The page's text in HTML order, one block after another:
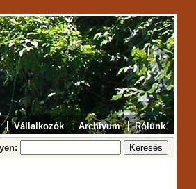
Vállalkozók Archívum Rólunk